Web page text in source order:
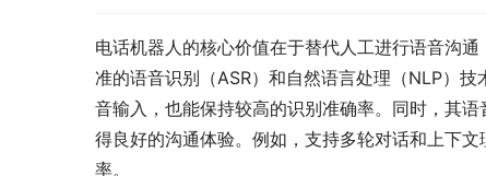
电话机器人的核心价值在于替代人工进行语音沟
准的语音识别（ASR）和自然语言处理（NLP）
音输入，也能保持较高的识别准确率。同时，其
得良好的沟通体验。例如，支持多轮对话和上下
率。